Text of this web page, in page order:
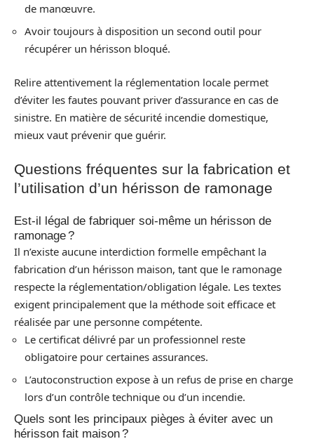
de manœuvre.
Avoir toujours à disposition un second outil pour
récupérer un hérisson bloqué.
Relire attentivement la réglementation locale permet
d’éviter les fautes pouvant priver d’assurance en cas de
sinistre. En matière de sécurité incendie domestique,
mieux vaut prévenir que guérir.
Questions fréquentes sur la fabrication et
l’utilisation d’un hérisson de ramonage
Est-il légal de fabriquer soi-même un hérisson de
ramonage ?
Il n’existe aucune interdiction formelle empêchant la
fabrication d’un hérisson maison, tant que le ramonage
respecte la réglementation/obligation légale. Les textes
exigent principalement que la méthode soit efficace et
réalisée par une personne compétente.
Le certificat délivré par un professionnel reste
obligatoire pour certaines assurances.
L’autoconstruction expose à un refus de prise en charge
lors d’un contrôle technique ou d’un incendie.
Quels sont les principaux pièges à éviter avec un
hérisson fait maison ?